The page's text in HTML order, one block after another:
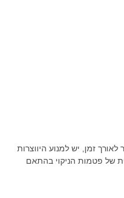
זמן, יש למנוע היווצרות
של פטמות הניקוי בהתאם